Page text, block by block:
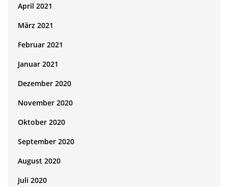
April 2021
März 2021
Februar 2021
Januar 2021
Dezember 2020
November 2020
Oktober 2020
September 2020
August 2020
Juli 2020